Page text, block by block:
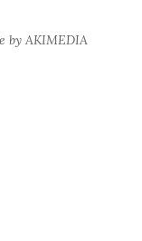
by AKIMEDIA